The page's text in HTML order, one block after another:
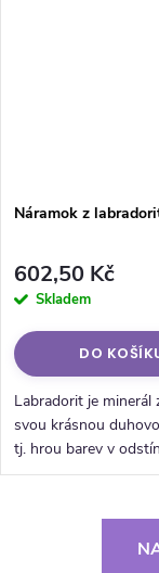
Náramok z
602,50 Kč
Skladem
DO
Labradorit je minerál
svou krásnou
tj. hrou barev v
modré, zelené a
úhlu dopadu světla,